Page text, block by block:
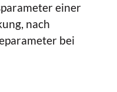
einer
nach
bei